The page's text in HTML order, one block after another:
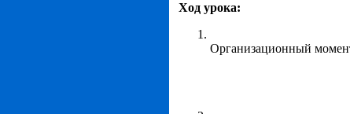
Ход урока:
Организационный